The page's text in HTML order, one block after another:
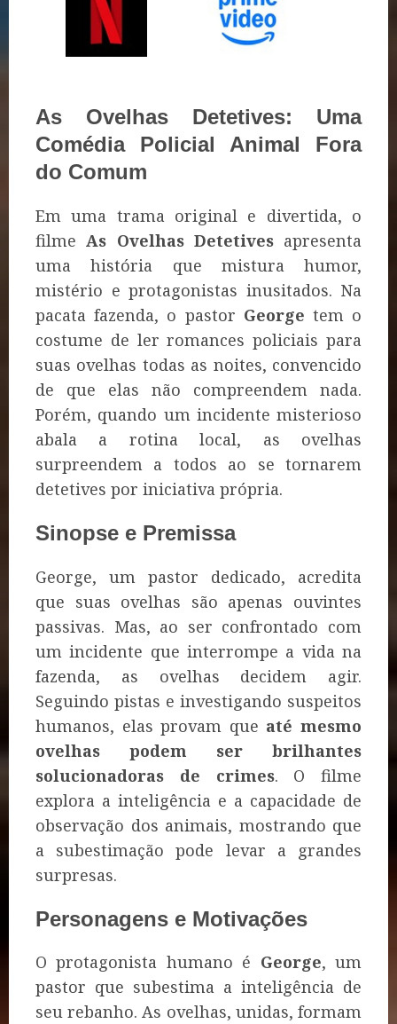
As Ovelhas Detetives: Uma
Comédia Policial Animal Fora
do Comum
Em uma trama original e divertida, o
filmeAs Ovelhas Detetivesapresenta
uma história que mistura humor,
mistério e protagonistas inusitados. Na
pacata fazenda, o pastor George tem o
costume de ler romances policiais para
suas ovelhas todas as noites, convencido
de que elas não compreendem nada.
Porém, quando um incidente misterioso
abala a rotina local, as ovelhas
surpreendem a todos ao se tornarem
detetives por iniciativa própria.
Sinopse e Premissa
George, um pastor dedicado, acredita
que suas ovelhas são apenas ouvintes
passivas. Mas, ao ser confrontado com
um incidente que interrompe a vida na
fazenda, as ovelhas decidem agir.
Seguindo pistas e investigando suspeitos
humanos, elas provam que até mesmo
ovelhas podem ser brilhantes
solucionadoras de crimes. O filme
explora a inteligência e a capacidade de
observação dos animais, mostrando que
a subestimação pode levar a grandes
surpresas.
Personagens e Motivações
O protagonista humano é George, um
pastor que subestima a inteligência de
seu rebanho. As ovelhas, unidas, formam